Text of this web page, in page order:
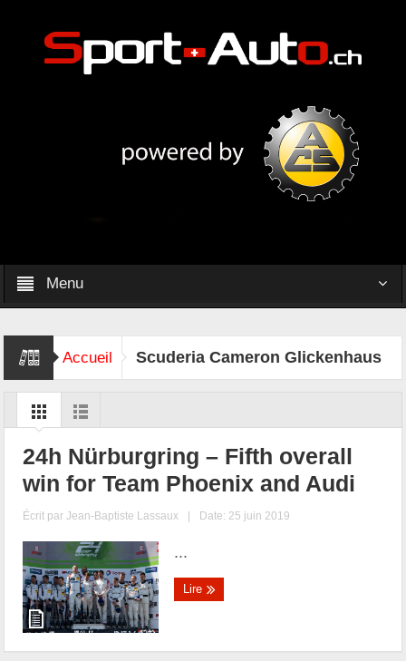
Menu
Accueil Scuderia Cameron Glickenhaus
24h Nürburgring – Fifth overall
win for Team Phoenix and Audi
Écrit parJean-Baptiste Lassaux | Date: 25 juin 2019
...
Lire